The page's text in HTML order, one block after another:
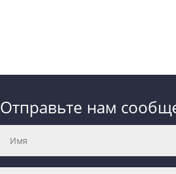
Отправьте нам